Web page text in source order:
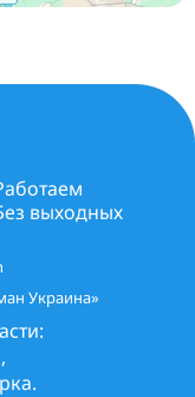
выходных
Украина»
,
.